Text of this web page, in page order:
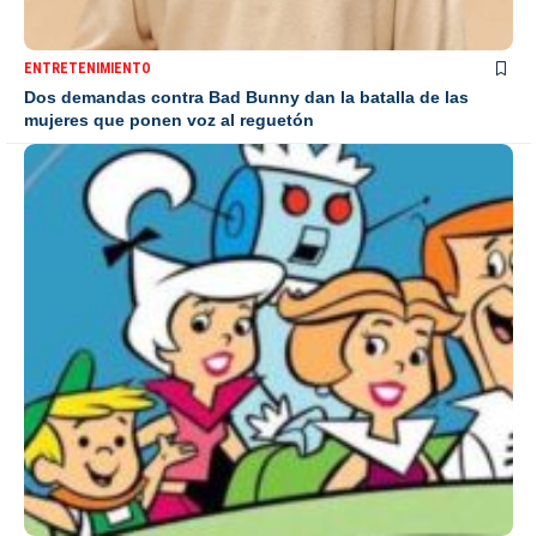
ENTRETENIMIENTO
Dos demandas contra Bad Bunny dan la batalla de las
mujeres que ponen voz al reguetón